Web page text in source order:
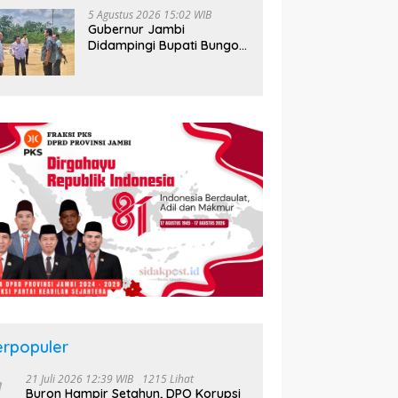
hingga ke Desa
5 Agustus 2026 15:02 WIB
Gubernur Jambi
Didampingi Bupati Bungo
21 Juli 2026 12:39 WIB 1215 Lihat
Buron Hampir Setahun, DPO Korupsi